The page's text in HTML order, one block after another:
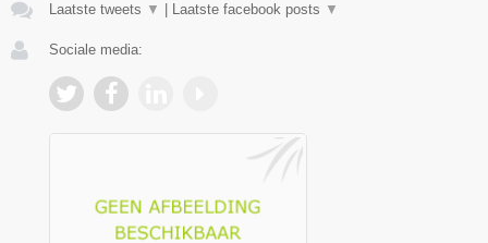
Laatste tweets ▼ Laatste facebook posts ▼
Sociale media: